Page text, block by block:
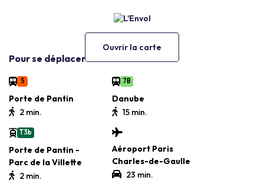
Ouvrir la carte
Pour se déplacer
5
Porte de Pantin
2 min.
7B
Danube
15 min.
T3b
Porte de Pantin -
Parc de la Villette
2 min.
Aéroport Paris
Charles-de-Gaulle
23 min.